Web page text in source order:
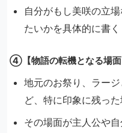
自分がもし美咲の立
たいかを具体的に書く
④【物語の転機となる場面
地元のお祭り、ラー
ど、特に印象に残っ
その場面が主人公や